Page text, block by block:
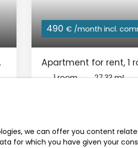
490 € /month incl.
Apartment for rent, 1
13200
1room 27.33m²
compose d'une pièce de
une salle d'eau et toilette,
we can offer you content
for which you have given your